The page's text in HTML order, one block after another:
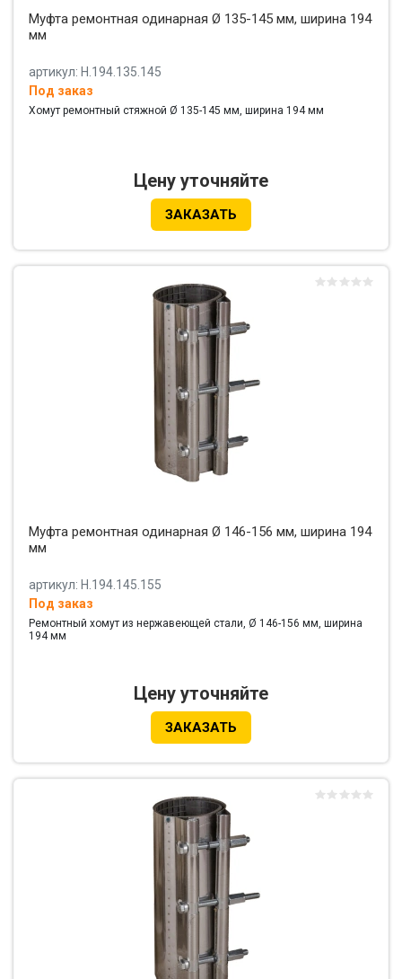
Муфта ремонтная одинарная Ø 135-145 мм, ширина 194
мм
артикул: Н.194.135.145
Под заказ
Хомут ремонтный стяжной Ø 135-145 мм, ширина 194 мм
Цену уточняйте
ЗАКАЗАТЬ
Муфта ремонтная одинарная Ø 146-156 мм, ширина 194
мм
артикул: Н.194.145.155
Под заказ
Ремонтный хомут из нержавеющей стали, Ø 146-156 мм, ширина
194 мм
Цену уточняйте
ЗАКАЗАТЬ